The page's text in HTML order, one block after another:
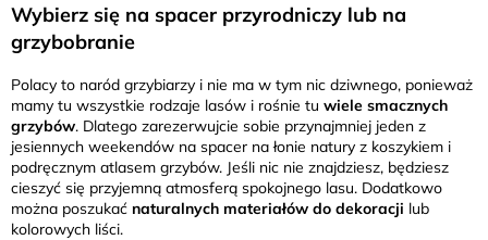
Wybierz się na spacer przyrodniczy lub na
grzybobranie
Polacy to naród grzybiarzy i nie ma w tym nic dziwnego, ponieważ
mamy tu wszystkie rodzaje lasów i rośnie tu wiele smacznych
grzybów. Dlatego zarezerwujcie sobie przynajmniej jeden z
jesiennych weekendów na spacer na łonie natury z koszykiem i
podręcznym atlasem grzybów. Jeśli nic nie znajdziesz, będziesz
cieszyć się przyjemną atmosferą spokojnego lasu. Dodatkowo
można poszukać naturalnych materiałów do dekoracji lub
kolorowych liści.